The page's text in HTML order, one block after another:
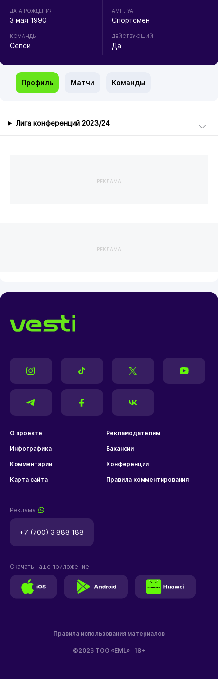
ДАТА РОЖДЕНИЯ
3 мая 1990
КОМАНДЫ
Сепси
АМПЛУА
Спортсмен
ДЕЙСТВУЮЩИЙ
Да
Профиль Матчи Команды
Лига конференций 2023/24
РЕКЛАМА
РЕКЛАМА
О проекте Рекламодателям
Инфографика Вакансии
Комментарии Конференции
Карта сайта Правила комментирования
Реклама
+7 (700) 3 888 188
©2026 ТОО «EML» 18+
Правила использования материалов
Скачать наше приложение